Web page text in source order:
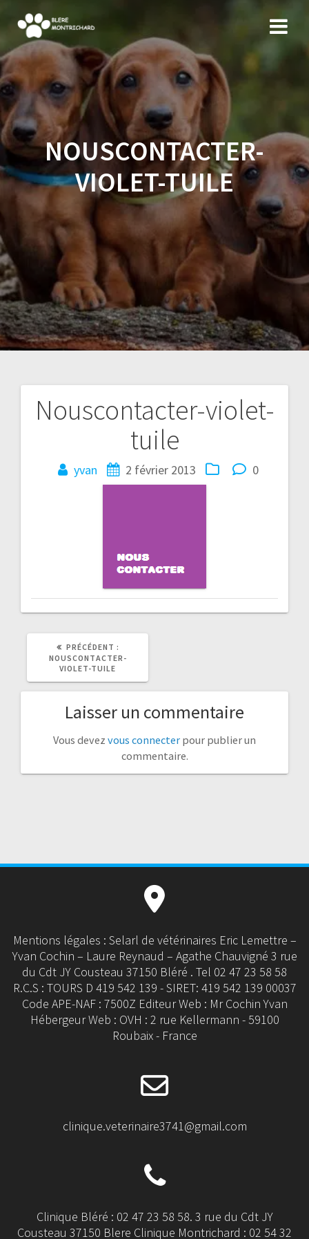
content
NOUSCONTACTER-
VIOLET-TUILE
Nouscontacter-violet-
tuile
yvan 2 février 2013 0
Navigation
l’article
PRÉCÉDENT :
PRÉCÉDENT
NOUSCONTACTER-
VIOLET-TUILE
Laisser un commentaire
Vous devez vous connecter pour publier un
commentaire.
Mentions légales : Selarl de vétérinaires Eric Lemettre –
Yvan Cochin – Laure Reynaud – Agathe Chauvigné 3 rue
du Cdt JY Cousteau 37150 Bléré . Tel 02 47 23 58 58
R.C.S : TOURS D 419 542 139 - SIRET: 419 542 139 00037
Code APE-NAF : 7500Z Editeur Web : Mr Cochin Yvan
Hébergeur Web : OVH : 2 rue Kellermann - 59100
Roubaix - France
clinique.veterinaire3741@gmail.com
Clinique Bléré : 02 47 23 58 58. 3 rue du Cdt JY
Cousteau 37150 Blere Clinique Montrichard : 02 54 32